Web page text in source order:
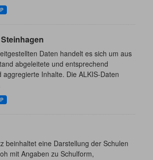
Daten handelt es sich um aus
abgeleitete und entsprechend
aggregierte Inhalte. Die ALKIS-Daten
beinhaltet eine Darstellung der Schulen
mit Angaben zu Schulform,